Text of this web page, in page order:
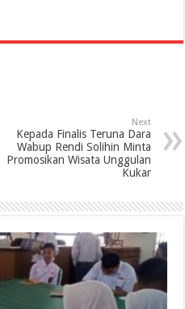
Next
Kepada Finalis Teruna Dara
Wabup Rendi Solihin Minta
Promosikan Wisata Unggulan
Kukar